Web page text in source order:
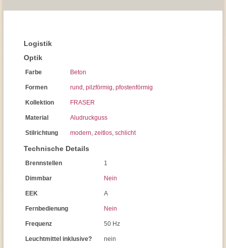
Logistik
Optik
Farbe Beton
Formen rund , pilzförmig, pfostenförmig
Kollektion FRASER
Material Aludruckguss
Stilrichtung modern, zeitlos, schlicht
Technische Details
Brennstellen 1
Dimmbar Nein
EEK A
Fernbedienung Nein
Frequenz 50 Hz
Leuchtmittel inklusive? nein